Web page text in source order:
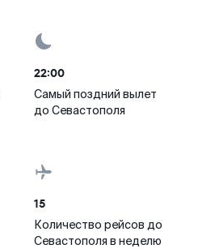
22:00
Самый поздний вылет
до Севастополя
15
Количество рейсов до
Севастополя в неделю